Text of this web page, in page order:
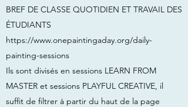
BREF DE CLASSE QUOTIDIEN ET TRAVAIL DES
ÉTUDIANTS
https://www.onepaintingaday.org/daily-
painting-sessions
Ils sont divisés en sessions LEARN FROM
MASTER et sessions PLAYFUL CREATIVE, il
suffit de filtrer à partir du haut de la page